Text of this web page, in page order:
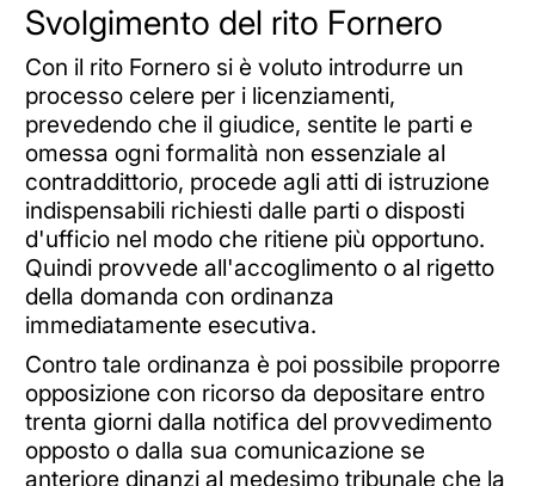
Svolgimento del rito Fornero
Con il rito Fornero si è voluto introdurre un
processo celere per i licenziamenti,
prevedendo che il giudice, sentite le parti e
omessa ogni formalità non essenziale al
contraddittorio, procede agli atti di istruzione
indispensabili richiesti dalle parti o disposti
d'ufficio nel modo che ritiene più opportuno.
Quindi provvede all'accoglimento o al rigetto
della domanda con ordinanza
immediatamente esecutiva.
Contro tale ordinanza è poi possibile proporre
opposizione con ricorso da depositare entro
trenta giorni dalla notifica del provvedimento
opposto o dalla sua comunicazione se
anteriore dinanzi al medesimo tribunale che la